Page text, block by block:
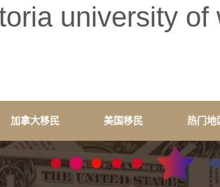
university
加拿大移民 美国移民 热门地